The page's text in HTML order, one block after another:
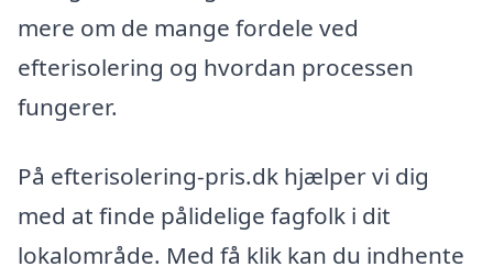
mere om de mange fordele ved
efterisolering og hvordan processen
fungerer.
På efterisolering-pris.dk hjælper vi dig
med at finde pålidelige fagfolk i dit
lokalområde. Med få klik kan du indhente